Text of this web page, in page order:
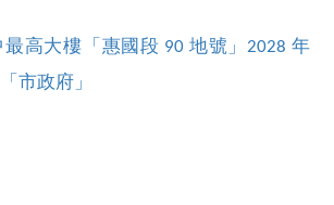
高大樓「惠國段 90 地號」2028 年
市政府」